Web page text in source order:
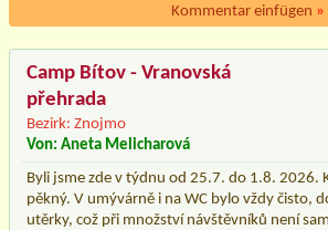
Kommentar einfügen »
Camp Bítov - Vranovská
přehrada
Bezirk: Znojmo
Von: Aneta Melicharová
Byli jsme zde v týdnu od 25.7. do 1.8. 2026.
pěkný. V umývárně i na WC bylo vždy čisto,
utěrky, což při množství návštěvníků není